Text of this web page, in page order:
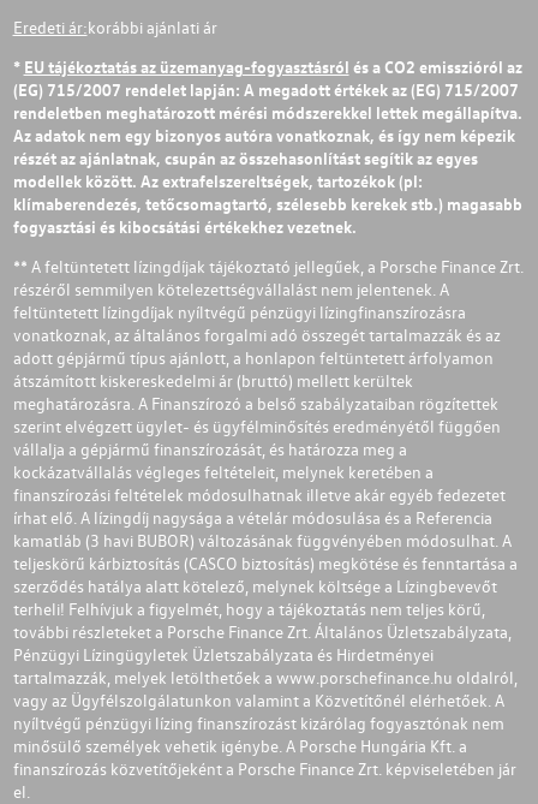
Eredeti ár:korábbi ajánlati ár
* EU tájékoztatás az üzemanyag-fogyasztásról és a CO2 emisszióról az
(EG) 715/2007 rendelet lapján: A megadott értékek az (EG) 715/2007
rendeletben meghatározott mérési módszerekkel lettek megállapítva.
Az adatok nem egy bizonyos autóra vonatkoznak, és így nem képezik
részét az ajánlatnak, csupán az összehasonlítást segítik az egyes
modellek között. Az extrafelszereltségek, tartozékok (pl:
klímaberendezés, tetőcsomagtartó, szélesebb kerekek stb.) magasabb
fogyasztási és kibocsátási értékekhez vezetnek.
** A feltüntetett lízingdíjak tájékoztató jellegűek, a Porsche Finance Zrt.
részéről semmilyen kötelezettségvállalást nem jelentenek. A
feltüntetett lízingdíjak nyíltvégű pénzügyi lízingfinanszírozásra
vonatkoznak, az általános forgalmi adó összegét tartalmazzák és az
adott gépjármű típus ajánlott, a honlapon feltüntetett árfolyamon
átszámított kiskereskedelmi ár (bruttó) mellett kerültek
meghatározásra. A Finanszírozó a belső szabályzataiban rögzítettek
szerint elvégzett ügylet- és ügyfélminősítés eredményétől függően
vállalja a gépjármű finanszírozását, és határozza meg a
kockázatvállalás végleges feltételeit, melynek keretében a
finanszírozási feltételek módosulhatnak illetve akár egyéb fedezetet
írhat elő. A lízingdíj nagysága a vételár módosulása és a Referencia
kamatláb (3 havi BUBOR) változásának függvényében módosulhat. A
teljeskörű kárbiztosítás (CASCO biztosítás) megkötése és fenntartása a
szerződés hatálya alatt kötelező, melynek költsége a Lízingbevevőt
terheli! Felhívjuk a figyelmét, hogy a tájékoztatás nem teljes körű,
további részleteket a Porsche Finance Zrt. Általános Üzletszabályzata,
Pénzügyi Lízingügyletek Üzletszabályzata és Hirdetményei
tartalmazzák, melyek letölthetőek a www.porschefinance.hu oldalról,
vagy az Ügyfélszolgálatunkon valamint a Közvetítőnél elérhetőek. A
nyíltvégű pénzügyi lízing finanszírozást kizárólag fogyasztónak nem
minősülő személyek vehetik igénybe. A Porsche Hungária Kft. a
finanszírozás közvetítőjeként a Porsche Finance Zrt. képviseletében jár
el.